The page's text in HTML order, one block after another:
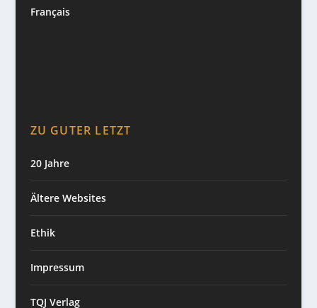
Français
ZU GUTER LETZT
20 Jahre
Ältere Websites
Ethik
Impressum
TQJ Verlag